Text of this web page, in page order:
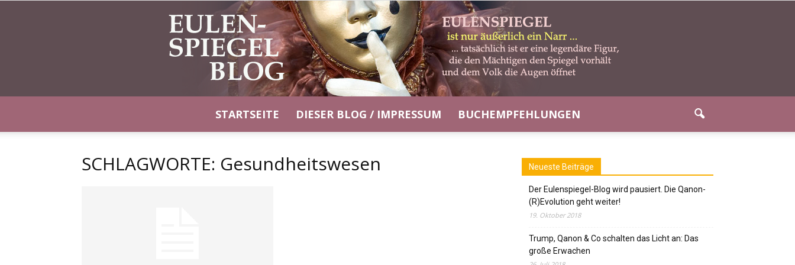
Eulenspiegel-
STARTSEITE DIESER BLOG / IMPRESSUM BUCHEMPFEHLUNGEN
SCHLAGWORTE: Gesundheitswesen Neueste Beiträge
Der Eulenspiegel-Blog wird pausiert. Die Qanon-
(R)Evolution geht weiter!
19. Oktober 2018
Trump, Qanon & Co schalten das Licht an: Das
große Erwachen